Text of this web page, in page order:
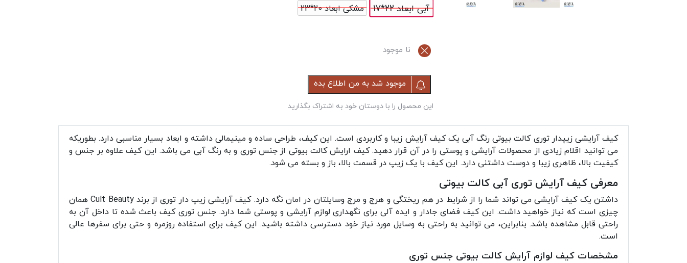
آبی ابعاد 22*17 مشکی ابعاد 20*23
نا موجود
موجود شد به من اطلاع بده
این محصول را با دوستان خود به اشتراک بگذارید
کیف آرایشی زیپدار توری کالت بیوتی رنگ آبی یک کیف آرایش زیبا و کاربردی است. این کیف، طراحی ساده و مینیمالی داشته و ابعاد بسیار مناسبی دارد. بطوریکه
می توانید اقلام زیادی از محصولات آرایشی و پوستی را در آن قرار دهید. کیف ارایش کالت بیوتی از جنس توری و به رنگ آبی می باشد. این کیف علاوه بر جنس و
کیفیت بالا، ظاهری زیبا و دوست داشتنی دارد. این کیف با یک زیپ در قسمت بالا، باز و بسته می شود.
معرفی کیف آرایش توری آبی کالت بیوتی
داشتن یک کیف آرایشی می تواند شما را از شرایط در هم ریختگی و هرج و مرج وسایلتان در امان نگه دارد. کیف آرایشی زیپ دار توری از برند Cult Beauty همان
چیزی است که نیاز خواهید داشت. این کیف فضای جادار و ایده آلی برای نگهداری لوازم آرایشی و پوستی شما دارد. جنس توری کیف باعث شده تا داخل آن به
راحتی قابل مشاهده باشد. بنابراین، می توانید به راحتی به وسایل مورد نیاز خود دسترسی داشته باشید. این کیف برای استفاده روزمره و حتی برای سفرها عالی
است.
مشخصات کیف لوازم آرایش کالت بیوتی جنس توری